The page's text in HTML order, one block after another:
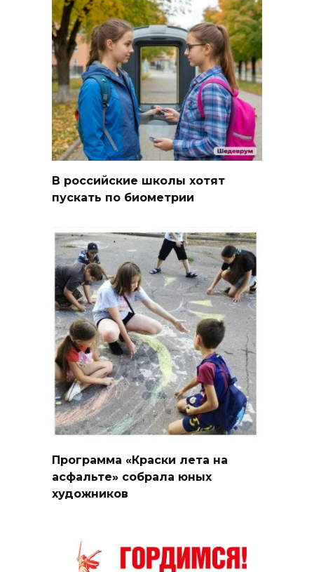
В российские школы хотят
пускать по биометрии
Программа «Краски лета на
асфальте» собрала юных
художников